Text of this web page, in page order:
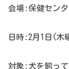
会場:保健セン
日時:2月1日(木
対象:犬を飼っ